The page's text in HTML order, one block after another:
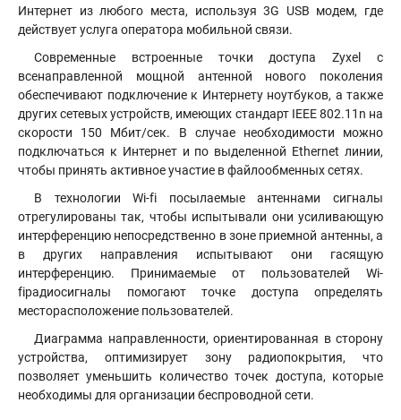
Интернет из любого места, используя 3G USB модем, где
действует услуга оператора мобильной связи.
Современные встроенные точки доступа Zyxel с
всенаправленной мощной антенной нового поколения
обеспечивают подключение к Интернету ноутбуков, а также
других сетевых устройств, имеющих стандарт IEEE 802.11n на
скорости 150 Мбит/сек. В случае необходимости можно
подключаться к Интернет и по выделенной Ethernet линии,
чтобы принять активное участие в файлообменных сетях.
В технологии Wi-fi посылаемые антеннами сигналы
отрегулированы так, чтобы испытывали они усиливающую
интерференцию непосредственно в зоне приемной антенны, а
в других направления испытывают они гасящую
интерференцию. Принимаемые от пользователей Wi-
fiрадиосигналы помогают точке доступа определять
месторасположение пользователей.
Диаграмма направленности, ориентированная в сторону
устройства, оптимизирует зону радиопокрытия, что
позволяет уменьшить количество точек доступа, которые
необходимы для организации беспроводной сети.